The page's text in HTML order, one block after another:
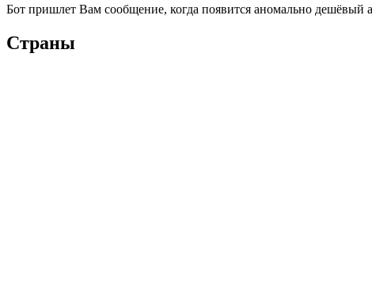
Бот пришлет Вам сообщение, когда появится аномально дешёвый
Страны